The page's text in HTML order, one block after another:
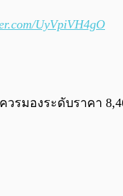
UyVpiVH4gO
รมองระดับราคา